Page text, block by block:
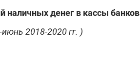
наличных денег в кассы банков
2018-2020 гг. )